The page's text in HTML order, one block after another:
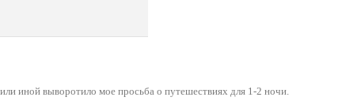
иной выворотило мое просьба о путешествиях для 1-2 ночи.